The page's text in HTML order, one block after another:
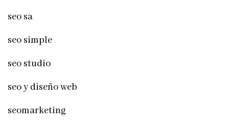
seo sa
seo simple
seo studio
seo y diseño web
seomarketing